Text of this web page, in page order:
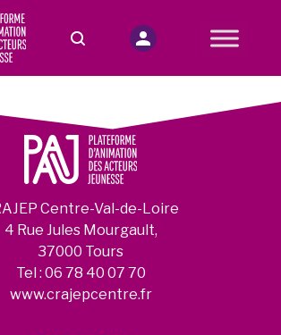
Centre-Val-de-Loire
4 Rue Jules Mourgault,
37000 Tours
Tel : 06 78 40 07 70
www.crajepcentre.fr